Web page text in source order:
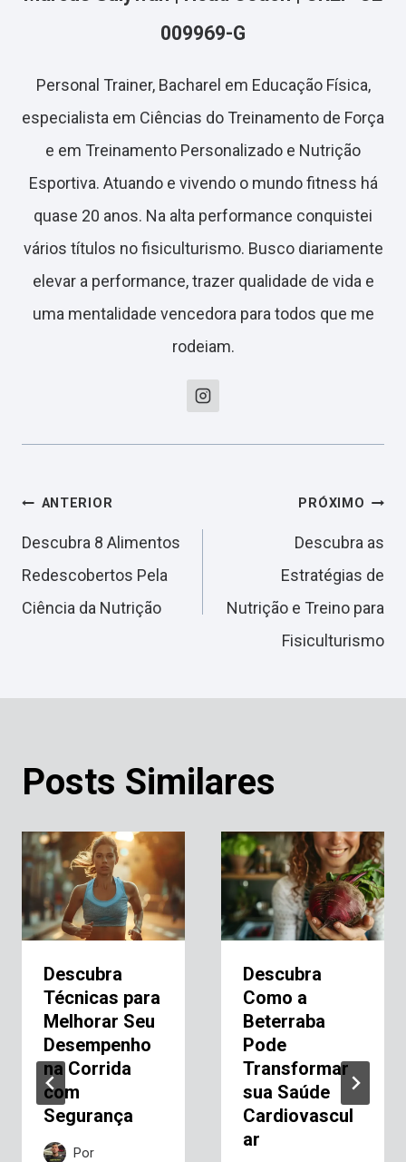
009969-G
Personal Trainer, Bacharel em Educação Física,
especialista em Ciências do Treinamento de Força
e em Treinamento Personalizado e Nutrição
Esportiva. Atuando e vivendo o mundo fitness há
quase 20 anos. Na alta performance conquistei
vários títulos no fisiculturismo. Busco diariamente
elevar a performance, trazer qualidade de vida e
uma mentalidade vencedora para todos que me
rodeiam.
Navegação
de
Post
ANTERIOR
Descubra 8 Alimentos
Redescobertos Pela
Ciência da Nutrição
PRÓXIMO
Descubra as
Estratégias de
Nutrição e Treino para
Fisiculturismo
Posts Similares
Descubra
Técnicas para
Melhorar Seu
Desempenho
na Corrida
com
Segurança
Por
Descubra
Como a
Beterraba
Pode
Transformar
sua Saúde
Cardiovascul
ar